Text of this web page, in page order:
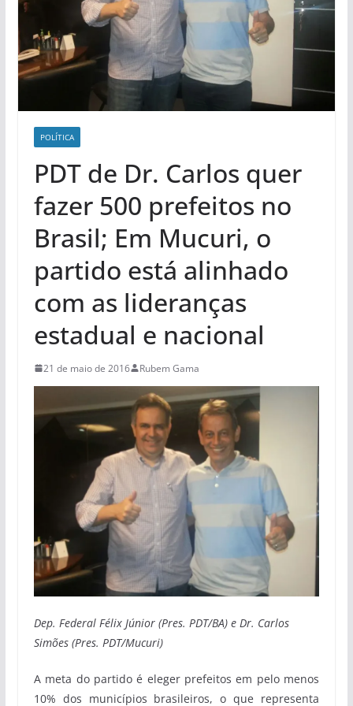
POLÍ­TICA
PDT de Dr. Carlos quer
fazer 500 prefeitos no
Brasil; Em Mucuri, o
partido está alinhado
com as lideranças
estadual e nacional
21 de maio de 2016 Rubem Gama
Dep. Federal Félix Júnior (Pres. PDT/BA) e Dr. Carlos
Simões (Pres. PDT/Mucuri)
A meta do partido é eleger prefeitos em pelo menos
10% dos municípios brasileiros, o que representa